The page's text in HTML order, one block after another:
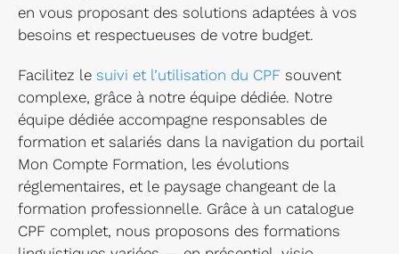
en vous proposant des solutions adaptées à vos
besoins et respectueuses de votre budget.
Facilitez le suivi et l’utilisation du CPFsouvent
complexe, grâce à notre équipe dédiée. Notre
équipe dédiée accompagne responsables de
formation et salariés dans la navigation du portail
Mon Compte Formation, les évolutions
réglementaires, et le paysage changeant de la
formation professionnelle. Grâce à un catalogue
CPF complet, nous proposons des formations